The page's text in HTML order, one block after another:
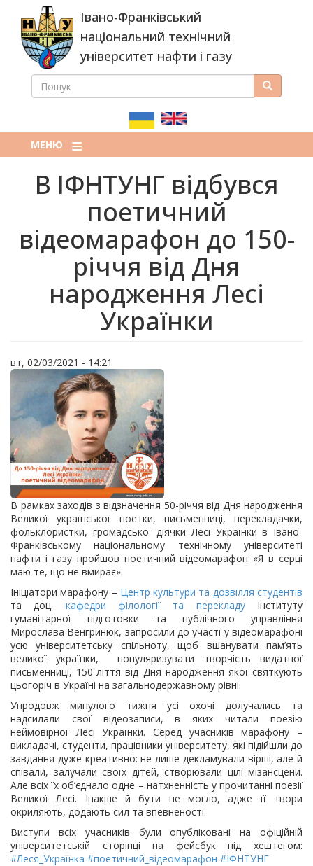
основного
вмісту
Івано-Франківський
національний технічний
університет нафти і газу
ПОШУКОВА
ПОШУК Пошук
МЕНЮ
В ІФНТУНГ відбувся
поетичний
відеомарафон до 150-
річчя від Дня
народження Лесі
Українки
вт, 02/03/2021 - 14:21
В рамках заходів з відзначення 50-річчя від Дня народження
Великої української поетки, письменниці, перекладачки,
фольклористки, громадської діячки Лесі Українки в Івано-
Франківському національному технічному університеті
нафти і газу пройшов поетичний відеомарафон «Я в серці
маю те, що не вмирає».
Ініціатори марафону – Центр культури та дозвілля студентів
та доц. кафедри філології та перекладуІнституту
гуманітарної підготовки та публічного управління
Мирослава Венгринюк, запросили до участі у відеомарафоні
усю університетську спільноту, щоб вшанувати пам’ять
великої українки, популяризувати творчість видатної
письменниці, 150-ліття від Дня народження якої святкують
цьогоріч в Україні на загальнодержавному рівні.
Упродовж минулого тижня усі охочі долучались та
надсилали свої відеозаписи, в яких читали поезію
неймовірної Лесі Українки. Серед учасників марафону –
викладачі, студенти, працівники університету, які підійшли до
завдання дуже креативно: не лише декламували вірші, але й
співали, залучали своїх дітей, створювали цілі мізансцени.
Але всіх їх об’єднало одне – натхненність у прочитанні поезії
Великої Лесі. Інакше й бути не могло, адже її твори
окриляють, додають сил та впевненості.
Виступи всіх учасників були опубліковані на офіційній
університетській сторінці на фейсбук під хештегом:
#Леся_Українка #поетичний_відеомарафон #ІФНТУНГ